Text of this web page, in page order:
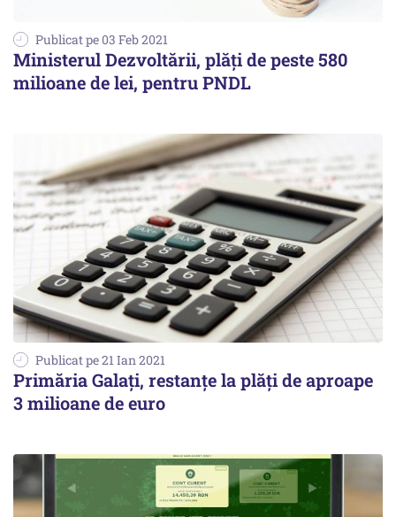
Publicat pe 03 Feb 2021
Ministerul Dezvoltării, plăţi de peste 580
milioane de lei, pentru PNDL
Publicat pe 21 Ian 2021
Primăria Galaţi, restanţe la plăţi de aproape
3 milioane de euro